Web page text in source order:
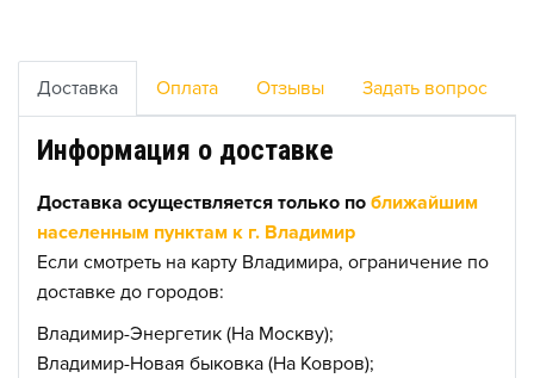
Доставка Оплата Отзывы Задать вопрос
Информация о доставке
Доставка осуществляется только по ближайшим
населенным пунктам к г. Владимир
Если смотреть на карту Владимира, ограничение по
доставке до городов:
Владимир-Энергетик (На Москву);
Владимир-Новая быковка (На Ковров);